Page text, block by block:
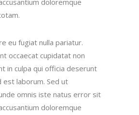
doloremque
eu fugiat nulla pariatur.
occaecat cupidatat non
in culpa qui officia deserunt
est laborum. Sed ut
omnis iste natus error sit
doloremque